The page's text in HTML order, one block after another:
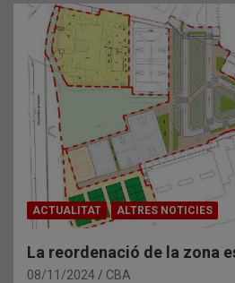
ACTUALITAT ALTRES NOTICIES
La reordenació de la zona
08/11/2024 CBA